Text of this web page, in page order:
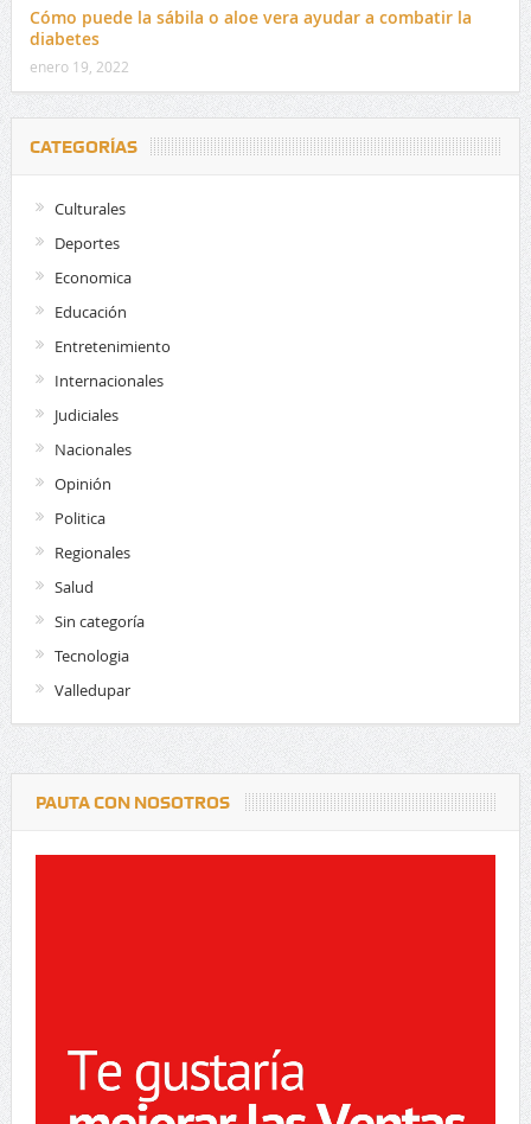
Cómo puede la sábila o aloe vera ayudar a combatir la
diabetes
enero 19, 2022
CATEGORÍAS
Culturales
Deportes
Economica
Educación
Entretenimiento
Internacionales
Judiciales
Nacionales
Opinión
Politica
Regionales
Salud
Sin categoría
Tecnologia
Valledupar
PAUTA CON NOSOTROS